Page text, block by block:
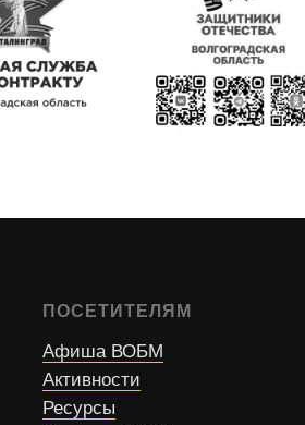
ПОСЕТИТЕЛЯМ
Афиша ВОБМ
Активности
Ресурсы